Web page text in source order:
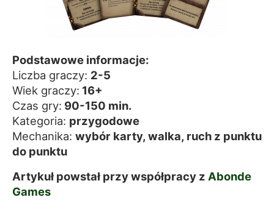
Podstawowe informacje:
Liczba graczy: 2-5
Wiek graczy: 16+
Czas gry: 90-150 min.
Kategoria: przygodowe
Mechanika: wybór karty, walka, ruch z punktu
do punktu
Artykuł powstał przy współpracy z Abonde
Games